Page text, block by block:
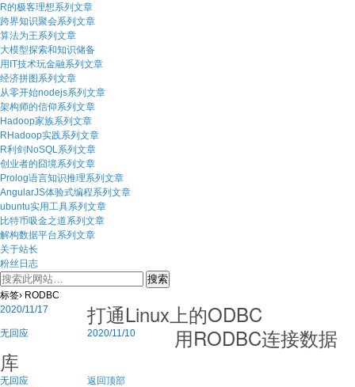
R的极客理想系列文章
跨界知识聚会系列文章
算法为王系列文章
大模型探索和知识储备
用IT技术玩金融系列文章
经济拼图系列文章
从零开始nodejs系列文章
架构师的信仰系列文章
Hadoop家族系列文章
RHadoop实践系列文章
R利剑NoSQL系列文章
创业者的囧境系列文章
Prolog语言知识推理系列文章
AngularJS体验式编程系列文章
ubuntu实用工具系列文章
比特币吸金之道系列文章
解构数据平台系列文章
关于站长
粉丝日志
标签› RODBC
2020/11/17
打通Linux上的ODBC
无回应 2020/11/10
用RODBC连接数据
库
无回应
返回顶部